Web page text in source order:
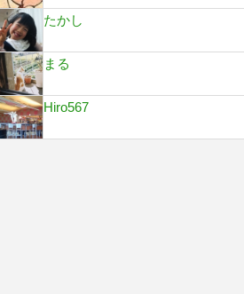
たかし
まる
Hiro567